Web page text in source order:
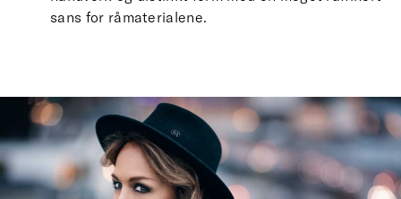
sans for råmaterialene.